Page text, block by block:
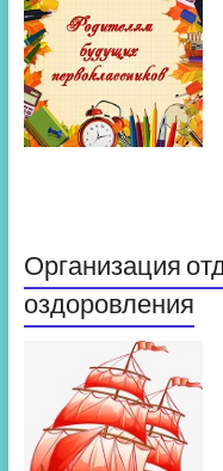
Организация
оздоровления